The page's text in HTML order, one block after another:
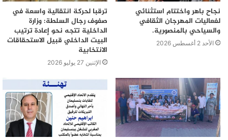
نجاح باهر واختتام استثنائي
لفعاليات المهرجان الثقافي
والسياحي بالمنصورية.
الأحد 2 أغسطس 2026
ترقبا لحركة انتقالية واسعة في
صفوف رجال السلطة: وزارة
الداخلية تتجه نحو إعادة ترتيب
البيت الداخلي قبيل الاستحقاقات
الانتخابية
الإثنين 27 يوليو 2026